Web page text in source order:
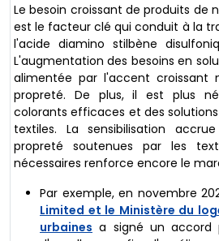
Le besoin croissant de produits de
est le facteur clé qui conduit à la
l'acide diamino stilbène
L'augmentation des besoins en
alimentée par l'accent croissant
propreté. De plus, il est plus
colorants efficaces et des
textiles. La sensibilisation
propreté soutenues par les
nécessaires renforce encore le
Par exemple, en novembre
Limited et le Ministère du
urbaines a signé un accord